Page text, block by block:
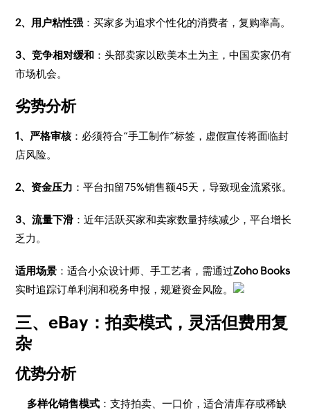
2、用户粘性强 ：买家多为追求个性化的消费者，复购率高。
3、竞争相对缓和 ：头部卖家以欧美本土为主，中国卖家仍有
市场机会。
劣势分析
1、严格审核：必须符合“手工制作”标签，虚假宣传将面临封
店风险。
2、资金压力 ：平台扣留75%销售额45天，导致现金流紧张。
3、流量下滑 ：近年活跃买家和卖家数量持续减少，平台增长
乏力。
适用场景 ：适合小众设计师、手工艺者，需通过Zoho Books
实时追踪订单利润和税务申报，规避资金风险。
三、eBay：拍卖模式，灵活但费用复
杂
优势分析
多样化销售模式 ：支持拍卖、一口价，适合清库存或稀缺